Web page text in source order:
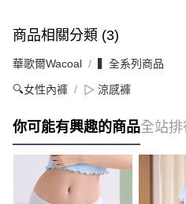
商品相關分類 (3)
華歌爾Wacoal ▍全系列商品
🔍女性內褲 ▷ 涼感褲
你可能有興趣的商品全站排